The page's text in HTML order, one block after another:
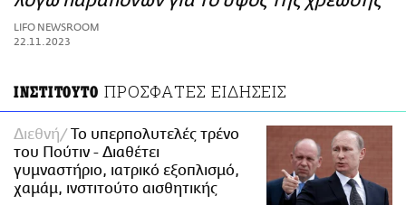
ΑΜΠΑ
PRINT
LIFO NEWSROOM
22.11.2023
ΙΝΣΤΙΤΟΥΤΟ ΠΡΟΣΦΑΤΕΣ ΕΙΔΗΣΕΙΣ
Διεθνή
Το υπερπολυτελές τρένο
του Πούτιν - Διαθέτει
γυμναστήριο, ιατρικό εξοπλισμό,
χαμάμ, ινστιτούτο αισθητικής